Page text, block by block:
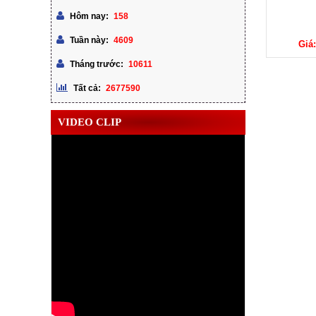
Hôm nay: 158
Tuần này: 4609
Tháng trước: 10611
Tất cả: 2677590
VIDEO CLIP